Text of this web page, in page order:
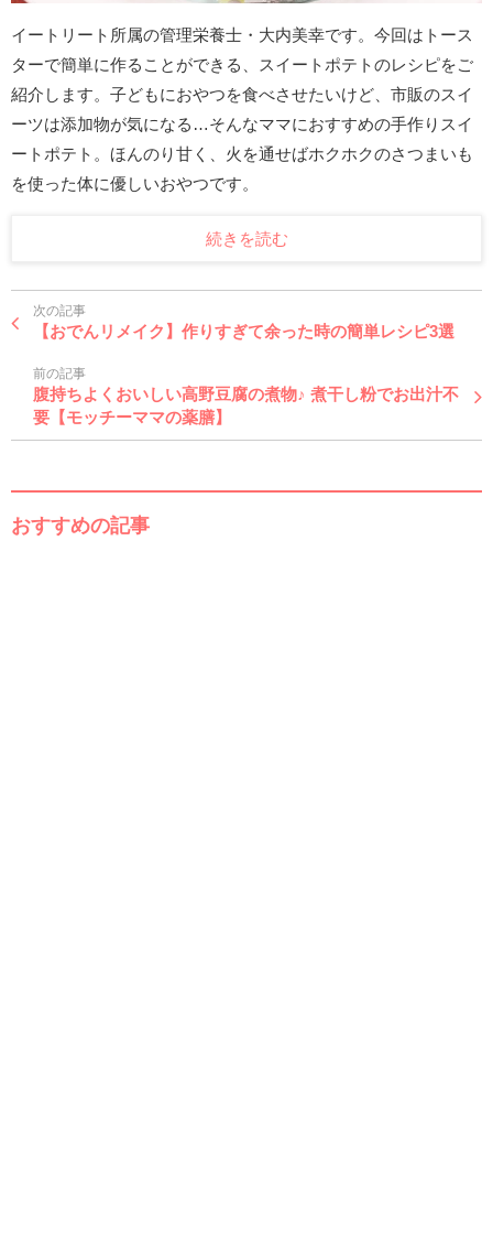
イートリート所属の管理栄養士・大内美幸です。今回はトース
ターで簡単に作ることができる、スイートポテトのレシピをご
紹介します。子どもにおやつを食べさせたいけど、市販のスイ
ーツは添加物が気になる…そんなママにおすすめの手作りスイ
ートポテト。ほんのり甘く、火を通せばホクホクのさつまいも
を使った体に優しいおやつです。
続きを読む
次の記事
【おでんリメイク】作りすぎて余った時の簡単レシピ3選
前の記事
腹持ちよくおいしい高野豆腐の煮物♪ 煮干し粉でお出汁不
要【モッチーママの薬膳】
おすすめの記事